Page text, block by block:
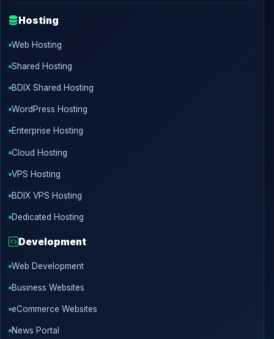
Hosting
Web Hosting
Shared Hosting
BDIX Shared Hosting
WordPress Hosting
Enterprise Hosting
Cloud Hosting
VPS Hosting
BDIX VPS Hosting
Dedicated Hosting
Development
Web Development
Business Websites
eCommerce Websites
News Portal